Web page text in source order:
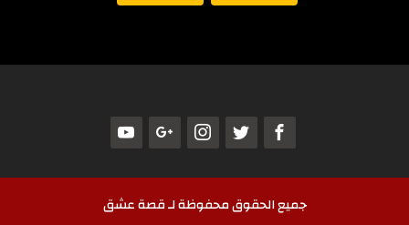
جميع الحقوق محفوظة لـ قصة عشق